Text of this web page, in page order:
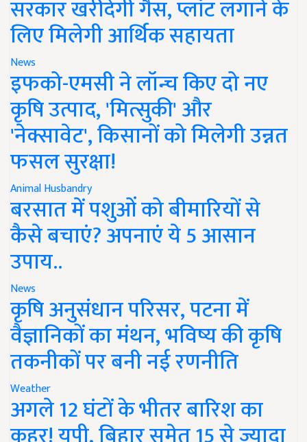
सरकार खरीदेगी गैस, प्लांट लगाने के
लिए मिलेगी आर्थिक सहायता
News
इफको-एमसी ने लॉन्च किए दो नए
कृषि उत्पाद, 'मित्सुकी' और
'नेक्सावेट', किसानों को मिलेगी उन्नत
फसल सुरक्षा!
Animal Husbandry
बरसात में पशुओं को बीमारियों से
कैसे बचाएं? अपनाएं ये 5 आसान
उपाय..
News
कृषि अनुसंधान परिसर, पटना में
वैज्ञानिकों का मंथन, भविष्य की कृषि
तकनीकों पर बनी नई रणनीति
Weather
अगले 12 घंटों के भीतर बारिश का